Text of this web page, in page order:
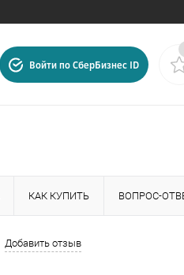
Войти по СберБизнес ID
КАК КУПИТЬ ВОПРОС-
Добавить отзыв